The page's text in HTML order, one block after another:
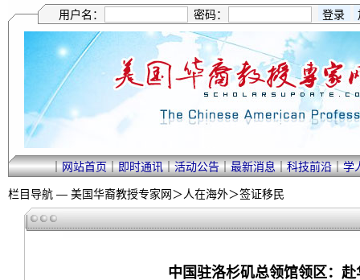
用户名： 密码：
｜网站首页｜即时通讯｜活动公告｜最新消息｜科技前沿｜学
栏目导航 — 美国华裔教授专家网＞人在海外＞签证移民
中国驻洛杉矶总领馆领区：